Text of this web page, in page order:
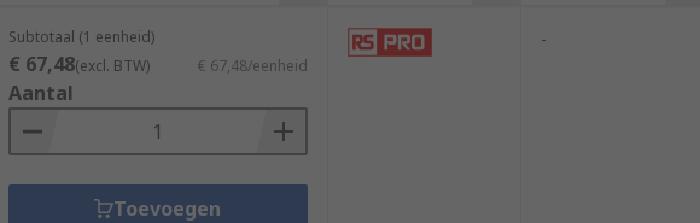
Subtotaal (1 eenheid)
€ 67,48(excl. BTW) € 67,48/eenheid
Aantal
Toevoegen
-